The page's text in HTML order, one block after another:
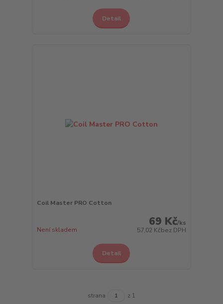
Detail
Coil Master PRO Cotton
69 Kč/ks
57,02 Kčbez DPH
Není skladem
Detail
strana z 1